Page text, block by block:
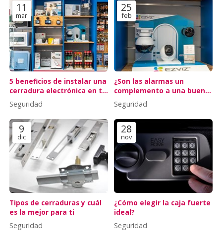
11
mar
5 beneficios de instalar una
cerradura electrónica en tu
piso turístico
Seguridad
25
feb
¿Son las alarmas un
complemento a una buena
cerradura?
Seguridad
9
dic
Tipos de cerraduras y cuál
es la mejor para ti
Seguridad
28
nov
¿Cómo elegir la caja fuerte
ideal?
Seguridad